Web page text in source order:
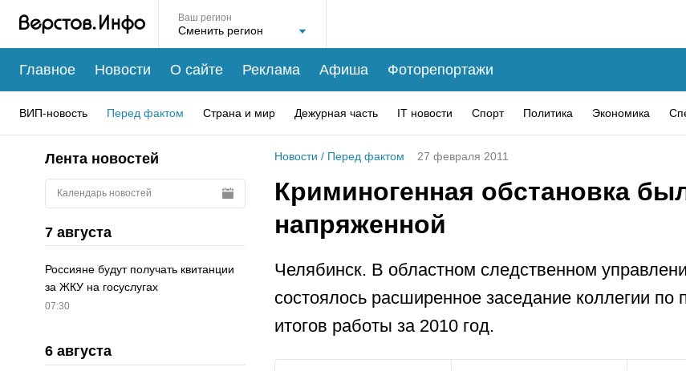
Ваш регион
Главное Новости О сайте Реклама Афиша Фоторепортажи
ВИП-новость Перед фактом Страна и мир Дежурная часть IT новости Спорт Политика Экономика
Лента новостей
Календарь новостей
7 августа
Россияне будут получать квитанции
за ЖКУ на госуслугах
07:30
6 августа
Новости / Перед фактом 27 февраля 2011
Криминогенная обстановка
напряженной
Челябинск. В областном следственном
состоялось расширенное заседание коллегии по
итогов работы за 2010 год.